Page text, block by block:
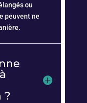
ou
peuvent ne
?